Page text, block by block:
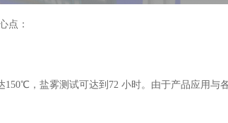
点：
150℃ ，盐雾测试可达到 72 小时。由于产品应用与